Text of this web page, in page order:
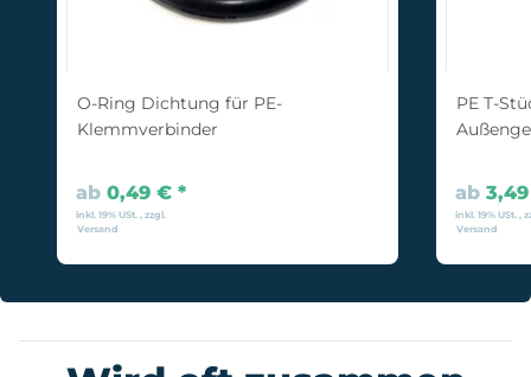
O-Ring Dichtung für PE-
Klemmverbinder
ab 0,49 € *
inkl. 19% USt. , zzgl.
Versand
PE T-
ab
inkl. 19% USt. ,
Versand